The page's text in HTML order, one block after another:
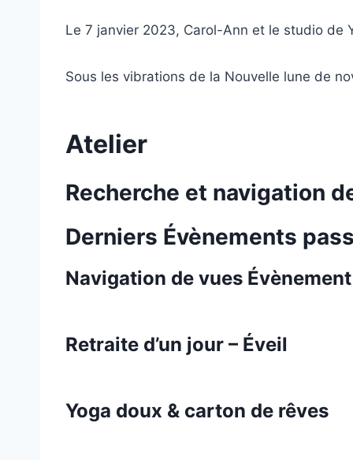
Le 7 janvier 2023, Carol-Ann et le studio de
Sous les vibrations de la Nouvelle lune de
Atelier
Recherche et navigation
Derniers Évènements
Navigation de vues Évènement
Retraite d’un jour – Éveil
Yoga doux & carton de rêves